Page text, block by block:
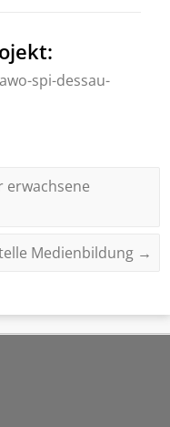
spi-dessau-
Medienbildung →